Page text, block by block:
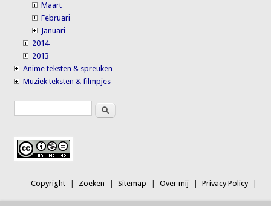
Maart
Februari
Januari
2014
2013
Anime teksten & spreuken
Muziek teksten & filmpjes
Search formSearch
Copyright Zoeken Sitemap Over mij Privacy Policy